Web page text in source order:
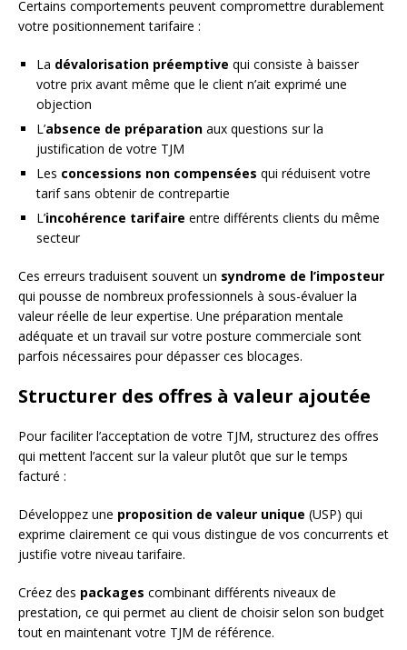
Certains comportements peuvent compromettre durablement
votre positionnement tarifaire :
La dévalorisation préemptive qui consiste à baisser
votre prix avant même que le client n’ait exprimé une
objection
L’absence de préparation aux questions sur la
justification de votre TJM
Les concessions non compensées qui réduisent votre
tarif sans obtenir de contrepartie
L’incohérence tarifaire entre différents clients du même
secteur
Ces erreurs traduisent souvent un syndrome de l’imposteur
qui pousse de nombreux professionnels à sous-évaluer la
valeur réelle de leur expertise. Une préparation mentale
adéquate et un travail sur votre posture commerciale sont
parfois nécessaires pour dépasser ces blocages.
Structurer des offres à valeur ajoutée
Pour faciliter l’acceptation de votre TJM, structurez des offres
qui mettent l’accent sur la valeur plutôt que sur le temps
facturé :
Développez une proposition de valeur unique (USP) qui
exprime clairement ce qui vous distingue de vos concurrents et
justifie votre niveau tarifaire.
Créez des packages combinant différents niveaux de
prestation, ce qui permet au client de choisir selon son budget
tout en maintenant votre TJM de référence.